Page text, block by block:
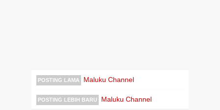
POSTING LAMA Maluku Channel
POSTING LEBIH BARU Maluku Channel